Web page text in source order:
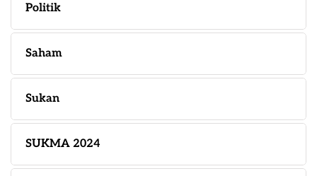
Politik
Saham
Sukan
SUKMA 2024